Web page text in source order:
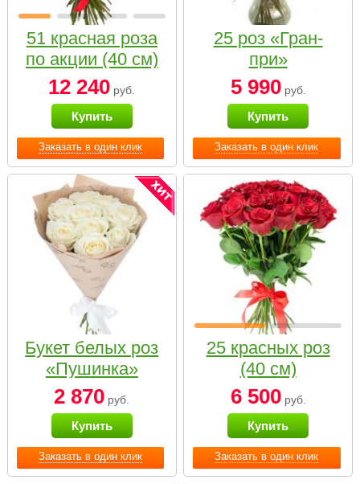
Заказать в один клик
51 красная роза
по акции (40 см)
12 240 руб.
Купить
Заказать в один клик
25 роз «Гран-
при»
5 990руб.
Купить
Заказать в один клик
Букет белых роз
«Пушинка»
2 870 руб.
Купить
Заказать в один клик
25 красных роз
(40 см)
6 500руб.
Купить